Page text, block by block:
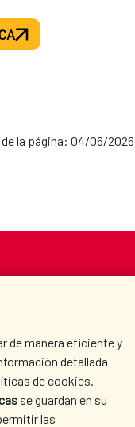
la página: 04/06/2026
de manera eficiente y
detallada
de cookies.
se guardan en su
las
DO WE COOPERATE?
PRESS ROOM